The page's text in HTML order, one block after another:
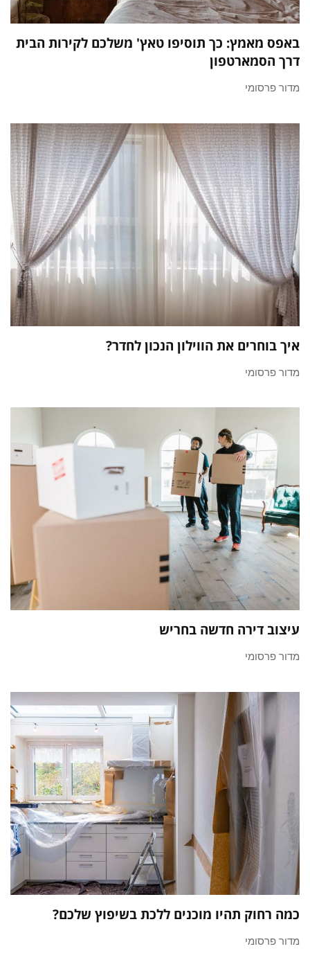
באפס מאמץ: כך תוסיפו טאץ' משלכם לקירות הבית
דרך הסמארטפון
מדור פרסומי
איך בוחרים את הווילון הנכון לחדר?
מדור פרסומי
עיצוב דירה חדשה בחריש
מדור פרסומי
כמה רחוק תהיו מוכנים ללכת בשיפוץ שלכם?
מדור פרסומי